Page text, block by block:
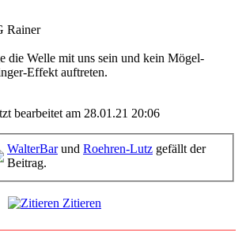
Rainer
die Welle mit uns sein und kein Mögel-
Effekt auftreten.
bearbeitet am 28.01.21 20:06
WalterBarund Roehren-Lutz gefällt der
Beitrag.
Zitieren